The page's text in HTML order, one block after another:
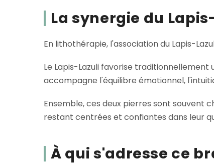
La synergie du
En lithothérapie, l'association du Lapis-
Le Lapis-Lazuli favorise
accompagne l'équilibre émotionnel,
Ensemble, ces deux pierres sont souvent
restant centrées et confiantes dans leur
À qui s'adresse ce